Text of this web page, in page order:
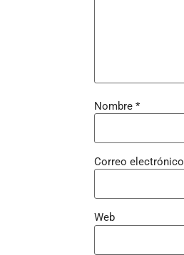
Nombre *
Correo electrónico
Web